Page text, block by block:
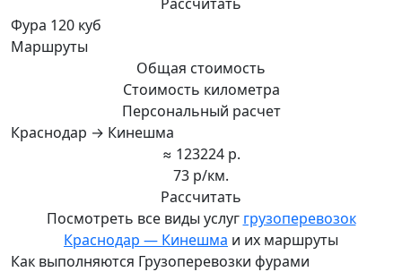
Фура 120 куб
Маршруты
Общая стоимость
Стоимость километра
Персональный расчет
Краснодар → Кинешма
≈ 123224 р.
73 р/км.
Рассчитать
Посмотреть все виды услуг грузоперевозок
Краснодар — Кинешма и их маршруты
Как выполняются Грузоперевозки фурами